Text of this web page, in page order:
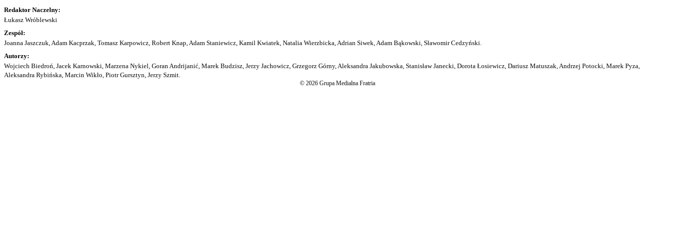
Redaktor Naczelny:
Łukasz Wróblewski
Zespół:
Joanna Jaszczuk, Adam Kacprzak, Tomasz Karpowicz, Robert Knap, Adam Staniewicz, Kamil Kwiatek, Natalia Wierzbicka, Adrian Siwek, Adam Bąkowski, Sławomir Cedzyński.
Autorzy:
Wojciech Biedroń, Jacek Karnowski, Marzena Nykiel, Goran Andrijanić, Marek Budzisz, Jerzy Jachowicz, Grzegorz Górny, Aleksandra Jakubowska, Stanisław Janecki, Dorota Łosiewicz, Dariusz Matuszak, Andrzej Potocki, Marek Pyza,
Aleksandra Rybińska, Marcin Wikło, Piotr Gursztyn, Jerzy Szmit.
© 2026 Grupa Medialna Fratria